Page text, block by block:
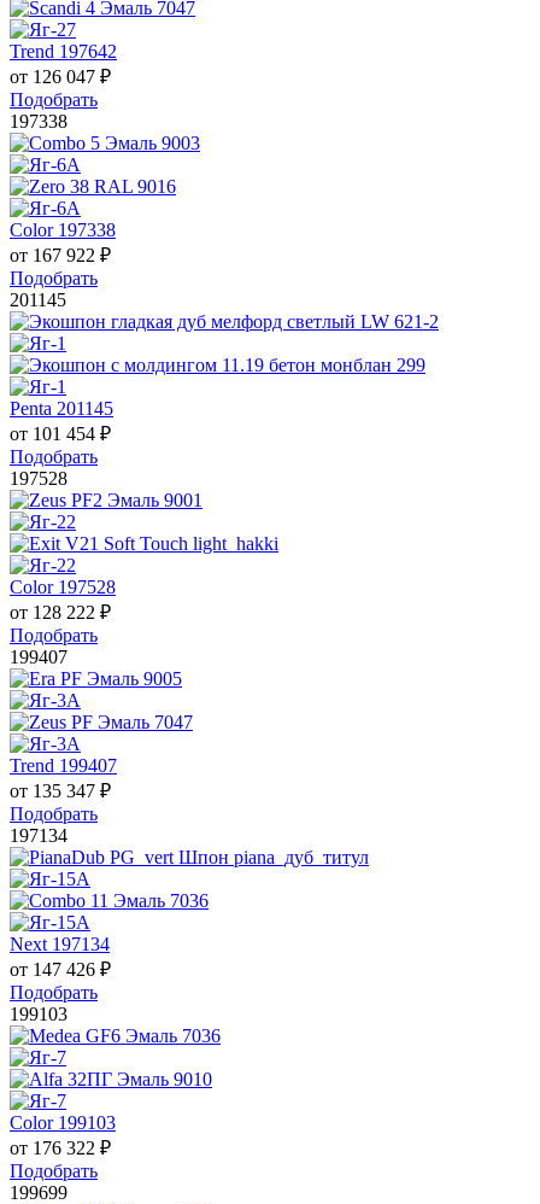
Trend 197642
от 126 047 ₽
Подобрать
197338
Color 197338
от 167 922 ₽
Подобрать
201145
Penta 201145
от 101 454 ₽
Подобрать
197528
Color 197528
от 128 222 ₽
Подобрать
199407
Trend 199407
от 135 347 ₽
Подобрать
197134
Next 197134
от 147 426 ₽
Подобрать
199103
Color 199103
от 176 322 ₽
Подобрать
199699